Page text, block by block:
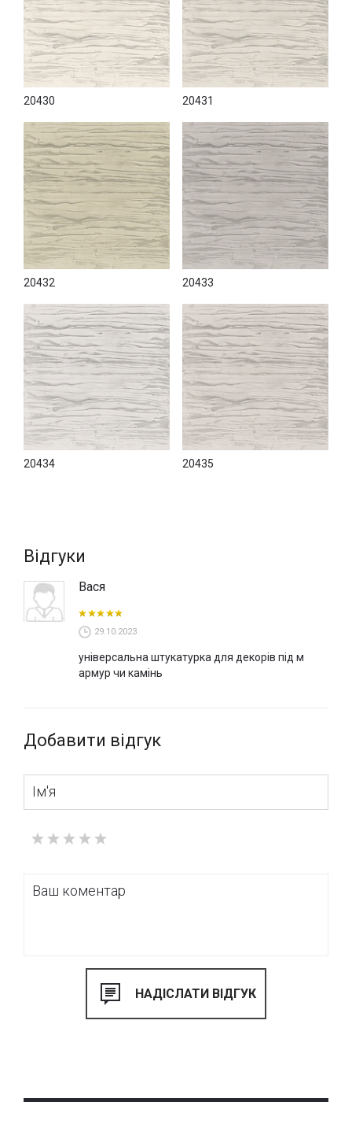
20430 20431
20432 20433
20434 20435
Відгуки
Вася
29.10.2023
універсальна штукатурка для декорів під м
армур чи камінь
Добавити відгук